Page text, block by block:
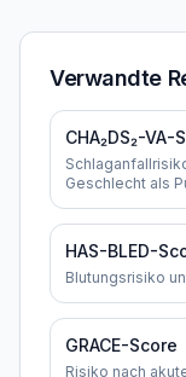
Verwandte
CHA₂DS₂-VA-
Geschlecht als
HAS-BLED-
Blutungsrisiko
GRACE-Score
Risiko nach